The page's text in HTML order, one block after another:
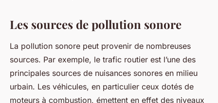
Les sources de pollution sonore
La pollution sonore peut provenir de nombreuses
sources. Par exemple, le trafic routier est l’une des
principales sources de nuisances sonores en milieu
urbain. Les véhicules, en particulier ceux dotés de
moteurs à combustion, émettent en effet des niveaux